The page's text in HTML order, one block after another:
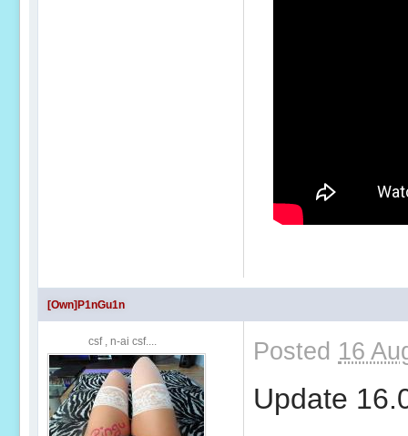
[Own]P1nGu1n
csf , n-ai csf.... Posted 16
Update